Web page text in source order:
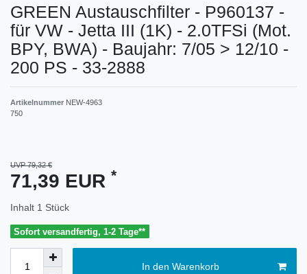
GREEN Austauschfilter - P960137 -
für VW - Jetta III (1K) - 2.0TFSi (Mot.
BPY, BWA) - Baujahr: 7/05 > 12/10 -
200 PS - 33-2888
Artikelnummer NEW-4963
750
UVP 79,32 €
71,39 EUR *
Inhalt 1 Stück
Sofort versandfertig, 1-2 Tage**
In den Warenkorb